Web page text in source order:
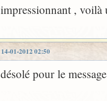
impressionnant ,
14-01-2012 02:50
désolé pour le